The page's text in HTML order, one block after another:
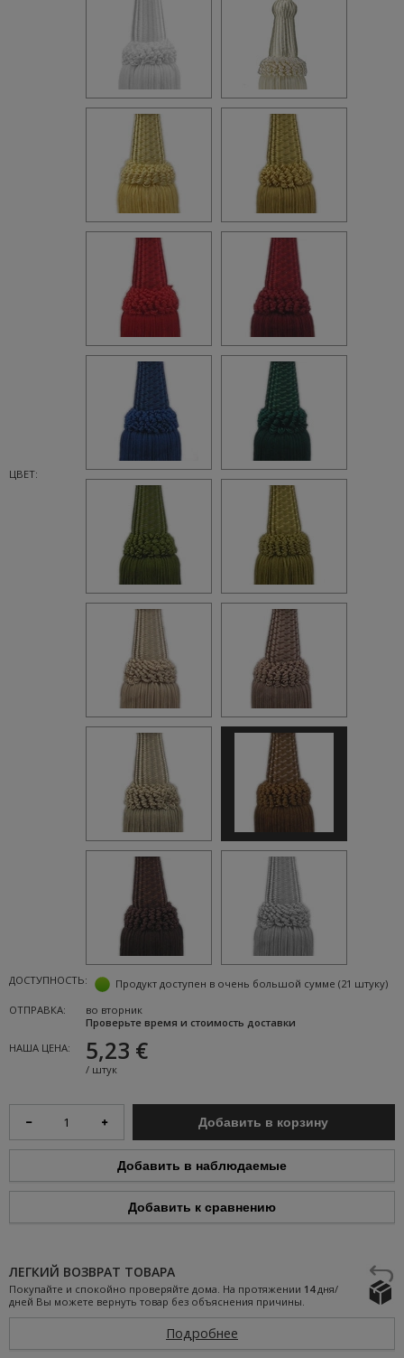
ЦВЕТ:
ДОСТУПНОСТЬ: Продукт доступен в очень большой сумме (21 штуку)
ОТПРАВКА:
во вторник
Проверьте время и стоимость доставки
НАША ЦЕНА:
5,23 €
/ штук
Добавить в корзину
Добавить в наблюдаемые
Добавить к сравнению
ЛЕГКИЙ ВОЗВРАТ ТОВАРА
Покупайте и спокойно проверяйте дома. На протяжении 14дня/
дней Вы можете вернуть товар без объяснения причины.
Подробнее